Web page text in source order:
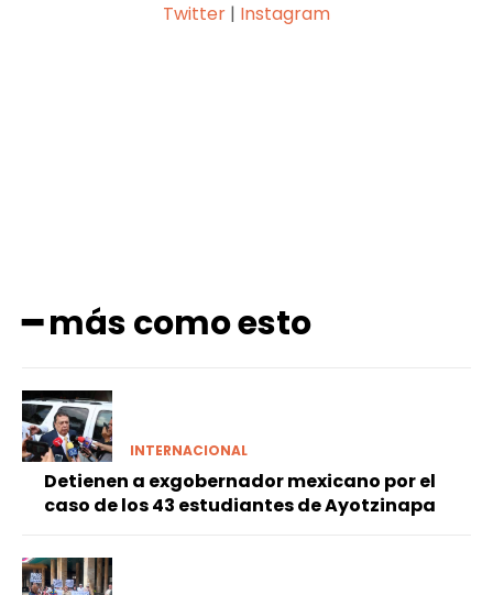
Twitter | Instagram
━ más como esto
INTERNACIONAL
Detienen a exgobernador mexicano por el
caso de los 43 estudiantes de Ayotzinapa